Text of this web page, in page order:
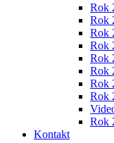
Rok
Rok
Rok
Rok
Rok
Rok
Rok
Rok
Rok
Kontakt